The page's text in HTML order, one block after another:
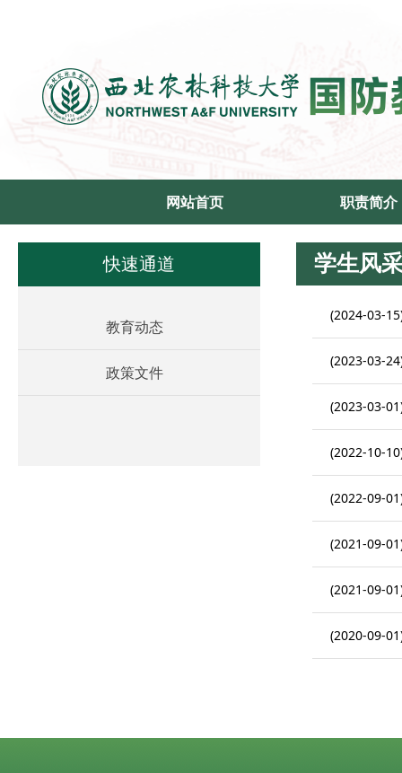
网站首页 职责简介
快速通道
教育动态
政策文件
学生风
(2024-03-
(2023-03-
(2023-03-
(2022-10-
(2022-09-
(2021-09-
(2021-09-
(2020-09-